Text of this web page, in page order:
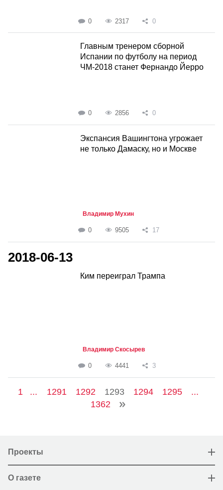
0 2317 0
Главным тренером сборной
Испании по футболу на период
ЧМ-2018 станет Фернандо Йерро
0 2856 0
Экспансия Вашингтона угрожает
не только Дамаску, но и Москве
Владимир Мухин
0 9505 17
2018-06-13
Ким переиграл Трампа
Владимир Скосырев
0 4441 3
1 ... 1291 1292 1293 1294 1295
...
1362
Проекты
О газете